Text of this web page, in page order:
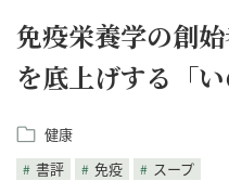
免疫栄養学の創
を底上げする「い
健康
書評
免疫 スープ